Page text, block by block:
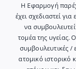
Η Εφαρμογή
έχει σχεδιαστεί
να
τομέα της υγείας.
συμβουλευτικές /
ατομικό ιστορικό